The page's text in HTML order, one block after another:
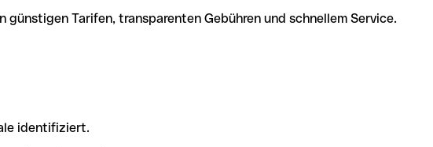
Tarifen, transparenten Gebühren und schnellem Service.
identifiziert.